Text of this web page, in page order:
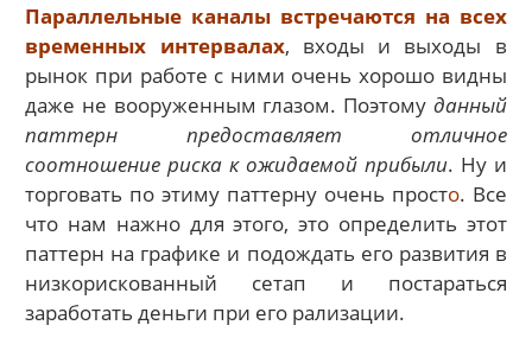
Параллельные каналы встречаются на всех
временных интервалах, входы и выходы в
рынок при работе с ними очень хорошо видны
даже не вооруженным глазом. Поэтому данный
паттерн предоставляет отличное
соотношение риска к ожидаемой прибыли. Ну и
торговать по этиму паттерну очень просто. Все
что нам нажно для этого, это определить этот
паттерн на графике и подождать его развития в
низкорискованный сетап и постараться
заработать деньги при его рализации.